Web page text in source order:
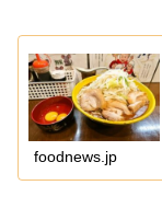
foodnews.jp